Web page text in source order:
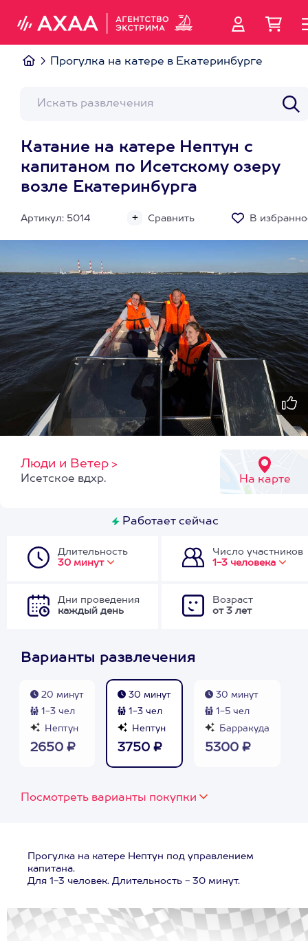
Прогулка на катере в Екатеринбурге
Катание на катере Нептун с
капитаном по Исетскому озеру
возле Екатеринбурга
Артикул: 5014 Сравнить В
Люди и Ветер >
На карте
Исетское вдхр.
Работает сейчас
Длительность
30 минут
Число участников
1-3 человека
Дни проведения
каждый день
Возраст
от 3 лет
Варианты развлечения
20 минут
1-3 чел
Нептун
2650 ₽
30 минут
1-3 чел
Нептун
3750 ₽
30 минут
1-5 чел
Барракуда
5300 ₽
Посмотреть варианты покупки
Прогулка на катере Нептун под управлением
капитана.
Для 1-3 человек. Длительность - 30 минут.